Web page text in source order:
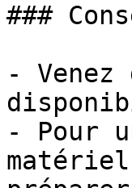
###
-
- Pour